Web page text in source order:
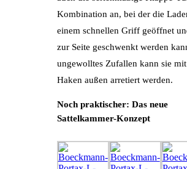
Kombination an, bei der die
einem schnellen Griff geöffnet
zur Seite geschwenkt werden
ungewolltes Zufallen kann sie
Haken außen arretiert werden.
Noch praktischer: Das neue
Sattelkammer-Konzept